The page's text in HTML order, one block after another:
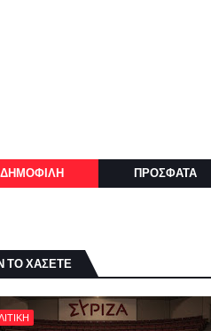
ΔΗΜΟΦΙΛΗ ΠΡΟΣΦΑΤΑ
ΤΟ ΧΑΣΕΤΕ